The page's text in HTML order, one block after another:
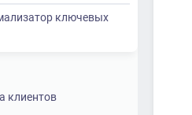
ключевых
клиентов